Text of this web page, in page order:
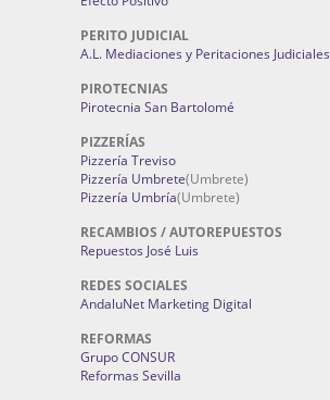
PERITO JUDICIAL
A.L. Mediaciones y Peritaciones Judiciales
PIROTECNIAS
Pirotecnia San Bartolomé
PIZZERÍAS
Pizzería Treviso
Pizzería Umbrete(Umbrete)
Pizzería Umbría(Umbrete)
RECAMBIOS / AUTOREPUESTOS
Repuestos José Luis
REDES SOCIALES
AndaluNet Marketing Digital
REFORMAS
Grupo CONSUR
Reformas Sevilla